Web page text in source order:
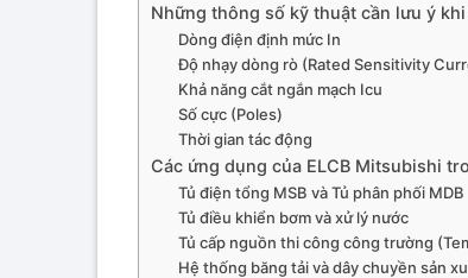
Những thông số kỹ thuật cần lưu ý
Dòng điện định mức In
Độ nhạy dòng rò (Rated Sensitivity
Khả năng cắt ngắn mạch Icu
Số cực (Poles)
Thời gian tác động
Các ứng dụng của ELCB Mitsubishi
Tủ điện tổng MSB và Tủ phân phối MDB
Tủ điều khiển bơm và xử lý nước
Tủ cấp nguồn thi công công trường
Hệ thống băng tải và dây chuyền sản